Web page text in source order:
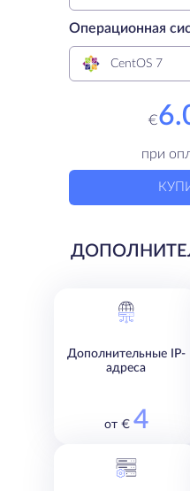
Операционная
CentOS 7
€
при
Дополнительные IP-
адреса
от € 4